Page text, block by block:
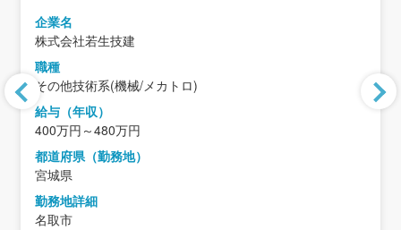
企業名
株式会社若生技建
職種
その他技術系(機械/メカトロ)
給与（年収）
400万円～480万円
都道府県（勤務地）
宮城県
勤務地詳細
名取市